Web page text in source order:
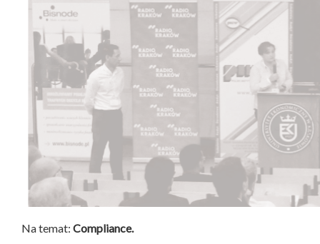
Na temat: Compliance.